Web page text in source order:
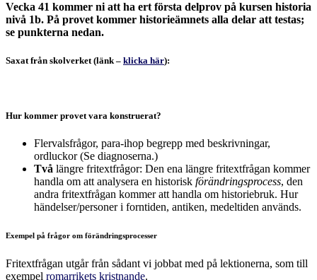
Vecka 41 kommer ni att ha ert första delprov på kursen historia
nivå 1b. På provet kommer historieämnets alla delar att testas;
se punkterna nedan.
Saxat från skolverket (länk – klicka här):
Hur kommer provet vara konstruerat?
Flervalsfrågor, para-ihop begrepp med beskrivningar,
ordluckor (Se diagnoserna.)
Två längre fritextfrågor: Den ena längre fritextfrågan kommer
handla om att analysera en historisk förändringsprocess, den
andra fritextfrågan kommer att handla om historiebruk. Hur
händelser/personer i forntiden, antiken, medeltiden används.
Exempel på frågor om förändringsprocesser
Fritextfrågan utgår från sådant vi jobbat med på lektionerna, som till
exempel romarrikets kristnande.